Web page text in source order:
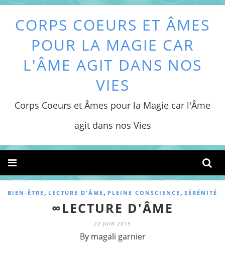
CORPS COEURS ET ÂMES
POUR LA MAGIE CAR
L'ÂME AGIT DANS NOS
VIES
Corps Coeurs et Âmes pour la Magie car l'Âme
agit dans nos Vies
BIEN-ÊTRE , LECTURE D'ÂME , PLEINE CONSCIENCE , SÉRÉNITÉ
∞LECTURE D'ÂME
22 JUIN 2015
By magali garnier